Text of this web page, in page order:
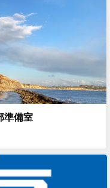
準備室